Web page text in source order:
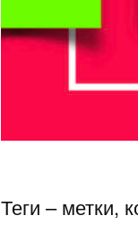
Теги – метки,